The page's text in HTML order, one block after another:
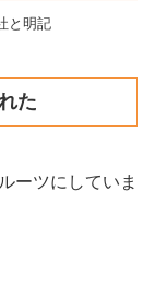
と明記
た
ーツにしていま